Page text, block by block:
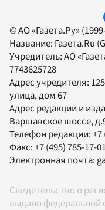
© АО «Газета.Ру»
Название: Газета.Ru
Учредитель:АО
7743625728
Адрес учредителя:
улица, дом 67
Адрес редакции и
Варшавское шоссе,
Телефон редакции:+7
Факс:+7 (495) 785-17-
Электронная почта:
Свидетельство о
выдано федеральной